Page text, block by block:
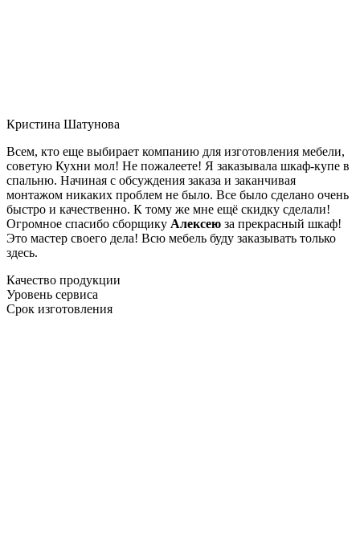
Кристина Шатунова
Всем, кто еще выбирает компанию для изготовления мебели,
советую Кухни мол! Не пожалеете! Я заказывала шкаф-купе в
спальню. Начиная с обсуждения заказа и заканчивая
монтажом никаких проблем не было. Все было сделано очень
быстро и качественно. К тому же мне ещё скидку сделали!
Огромное спасибо сборщику Алексею за прекрасный шкаф!
Это мастер своего дела! Всю мебель буду заказывать только
здесь.
Качество продукции
Уровень сервиса
Срок изготовления